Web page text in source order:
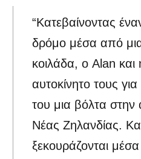
“Κατεβαίνοντας
δρόμο μέσα από
κοιλάδα, ο Alan
αυτοκίνητο τους
του μια βόλτα στην
Νέας Ζηλανδίας.
ξεκουράζονται